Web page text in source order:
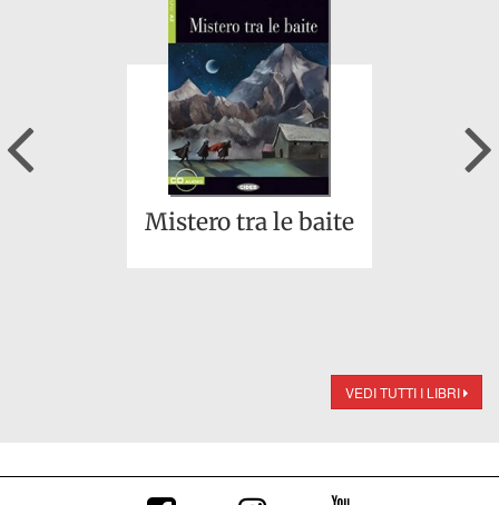
Mistero tra le baite
Previous
VEDI TUTTI I LIBRI